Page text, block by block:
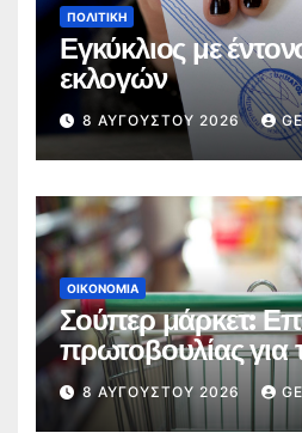
ΠΟΛΙΤΙΚΉ
Εγκύκλιος με
εκλογών
8 ΑΥΓΟΎΣΤΟΥ 2026
ΟΙΚΟΝΟΜΊΑ
Σούπερ μάρκετ:
πρωτοβουλίας για
8 ΑΥΓΟΎΣΤΟΥ 2026